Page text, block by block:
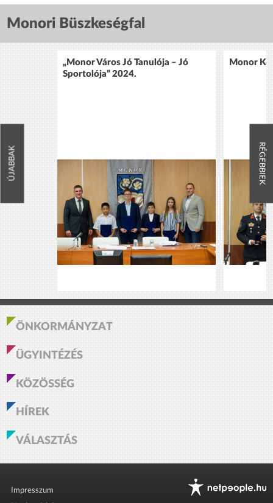
Monori Büszkeségfal
ÚJABBAK
„Monor Város Jó Tanulója – Jó
Sportolója” 2024.
Monor
RÉGEBBIEK
ÖNKORMÁNYZAT
ÜGYINTÉZÉS
KÖZÖSSÉG
HÍREK
VÁLASZTÁS
Impresszum